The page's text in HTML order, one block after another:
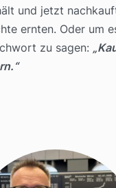
und jetzt
ernten. Oder um
zu sagen: